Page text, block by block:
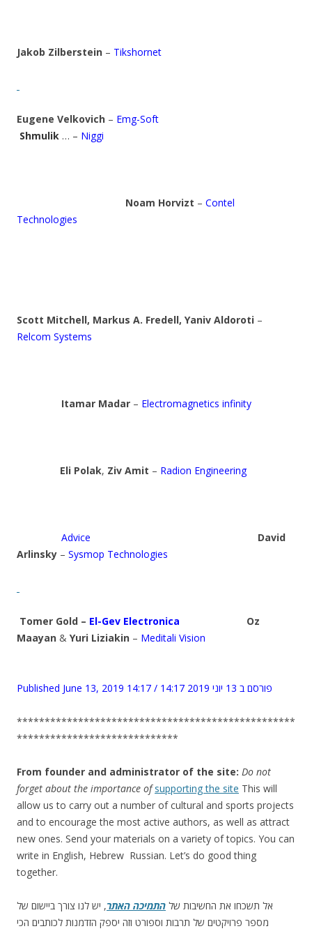
Jakob Zilberstein – Tikshornet
Eugene Velkovich – Emg-Soft
Shmulik … – Niggi
Noam Horvizt – Contel
Technologies
Scott Mitchell, Markus A. Fredell, Yaniv Aldoroti –
Relcom Systems
Itamar Madar– Electromagnetics infinity
Eli Polak, Ziv Amit – Radion Engineering
Advice
David
Arlinsky – Sysmop Technologies
Tomer Gold – El-Gev Electronica
Oz
Maayan & Yuri Liziakin – Meditali Vision
Published June 13, 2019 14:17 / פורסם ב 13 יוני 2019 14:17
**************************************************
*****************************
From founder and administrator of the site: Do not
forget about the importance ofsupporting the site This will
allow us to carry out a number of cultural and sports projects
and to encourage the most active authors, as well as attract
new ones. Send your materials on a variety of topics. You can
write in English, Hebrew Russian. Let’s do good thing
together.
אל תשכחו את החשיבות של התמיכה האתר, יש לנו צורך ביישום של
מספר פרויקטים של תרבות וספורט וזה יספק הזדמנות לכותבים הכי